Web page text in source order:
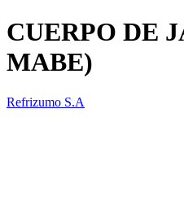
CUERPO DE
MABE)
Refrizumo S.A